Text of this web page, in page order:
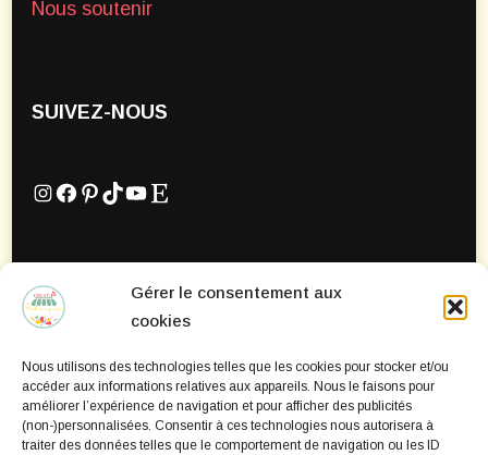
Gérer le consentement aux
cookies
Nous utilisons des technologies telles que les cookies pour stocker et/ou
accéder aux informations relatives aux appareils. Nous le faisons pour
améliorer l’expérience de navigation et pour afficher des publicités
(non-)personnalisées. Consentir à ces technologies nous autorisera à
traiter des données telles que le comportement de navigation ou les ID
Nous soutenir
SUIVEZ-NOUS
Instagram
Facebook
Pinterest
TikTok
YouTube
Mentions Légales
Politique de cookies